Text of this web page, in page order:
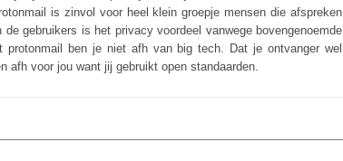
is zinvol voor heel klein groepje mensen die afspreken
gebruikers is het privacy voordeel vanwege bovengenoemde
ben je niet afh van big tech. Dat je ontvanger wel
afh voor jou want jij gebruikt open standaarden.